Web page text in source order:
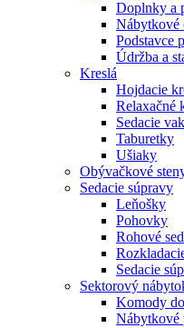
Doplnky a
Nábytkové
Podstavce
Údržba a
Kreslá
Hojdacie
Relaxačné
Sedacie
Taburetky
Ušiaky
Obývačkové
Sedacie súpravy
Leňošky
Pohovky
Rohové
Sedacie
Sektorový
Komody
Nábytkové